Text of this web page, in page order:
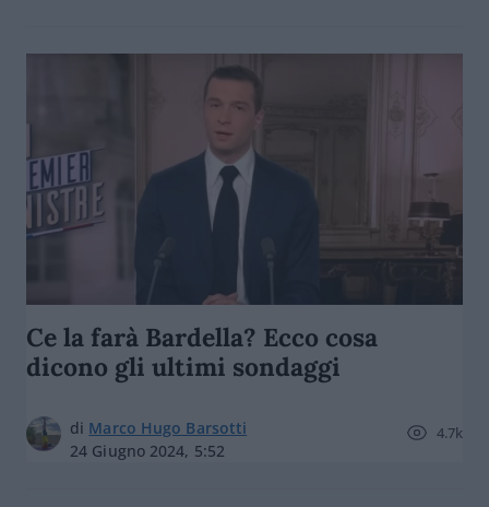
Ce la farà Bardella? Ecco cosa
dicono gli ultimi sondaggi
di Marco Hugo Barsotti
24 Giugno 2024, 5:52
4.7k